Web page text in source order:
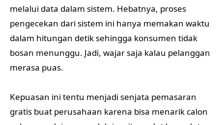
melalui data dalam sistem. Hebatnya, proses
pengecekan dari sistem ini hanya memakan waktu
dalam hitungan detik sehingga konsumen tidak
bosan menunggu. Jadi, wajar saja kalau pelanggan
merasa puas.
Kepuasan ini tentu menjadi senjata pemasaran
gratis buat perusahaan karena bisa menarik calon